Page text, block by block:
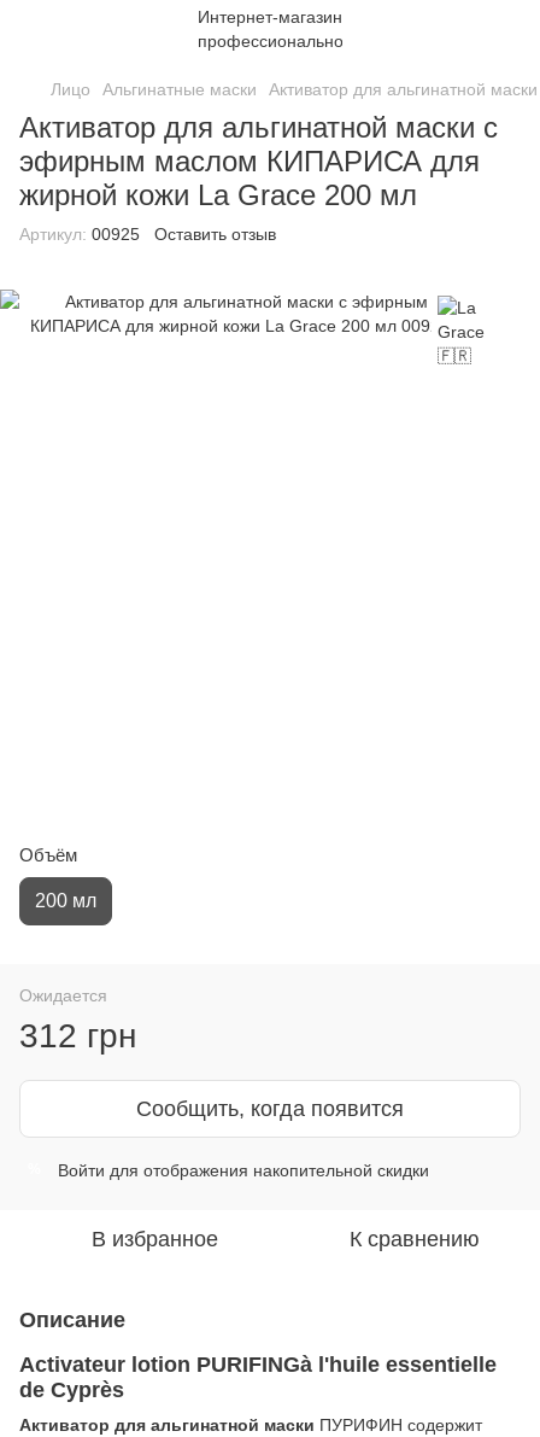
Лицо Альгинатные маски Активатор для альгинатной
Активатор для альгинатной маски с
эфирным маслом КИПАРИСА для
жирной кожи La Grace 200 мл
Артикул: 00925 Оставить отзыв
Объём
200 мл
Ожидается
312 грн
Сообщить, когда появится
Войти для отображения накопительной скидки
В избранное К сравнению
Описание
Аctivateur lotion PURIFINGà l'huile essentielle
de Сyprès
Активатор для альгинатной маски ПУРИФИН содержит